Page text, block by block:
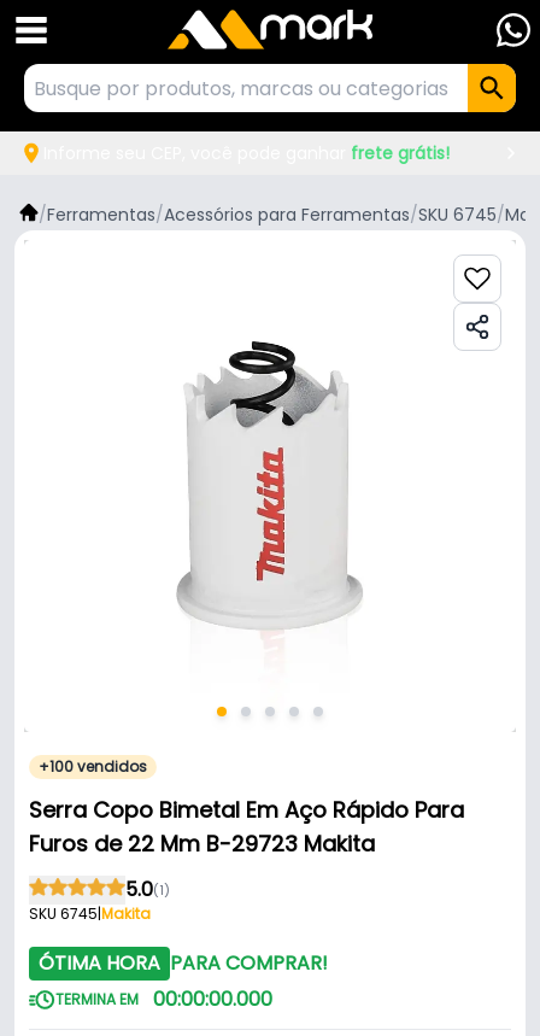
frete grátis!
/Ferramentas/Acessórios para Ferramentas/SKU 6745/
+100 vendidos
Serra Copo Bimetal Em Aço Rápido Para
Furos de 22 Mm B-29723 Makita
5.0(1)
SKU 6745|Makita
ÓTIMA HORA PARA COMPRAR!
TERMINA EM 00:00:00.000